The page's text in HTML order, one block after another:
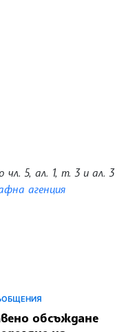
чл. 5, ал. 1, т. 3 и ал. 3
агенция
обсъждане